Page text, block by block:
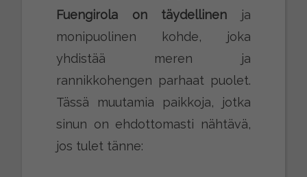
Fuengirola on täydellinen ja
monipuolinen kohde, joka
yhdistää meren ja
rannikkohengen parhaat puolet.
Tässä muutamia paikkoja, jotka
sinun on ehdottomasti nähtävä,
jos tulet tänne: